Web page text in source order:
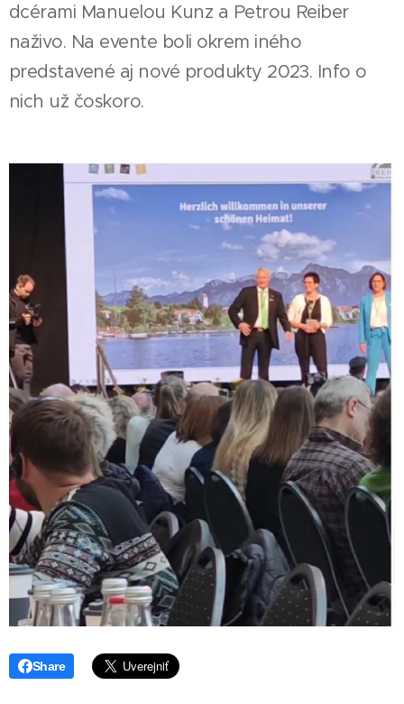
dcérami Manuelou Kunz a Petrou Reiber
naživo. Na evente boli okrem iného
predstavené aj nové produkty 2023. Info o
nich už čoskoro.
Share